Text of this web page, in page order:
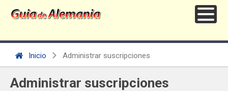
Inicio Administrar suscripciones
Administrar suscripciones